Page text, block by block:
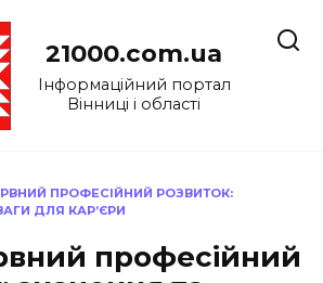
21000.com.ua
Інформаційний портал
Вінниці і області
ПРОФЕСІЙНИЙ РОЗВИТОК:
ДЛЯ КАР’ЄРИ
професійний